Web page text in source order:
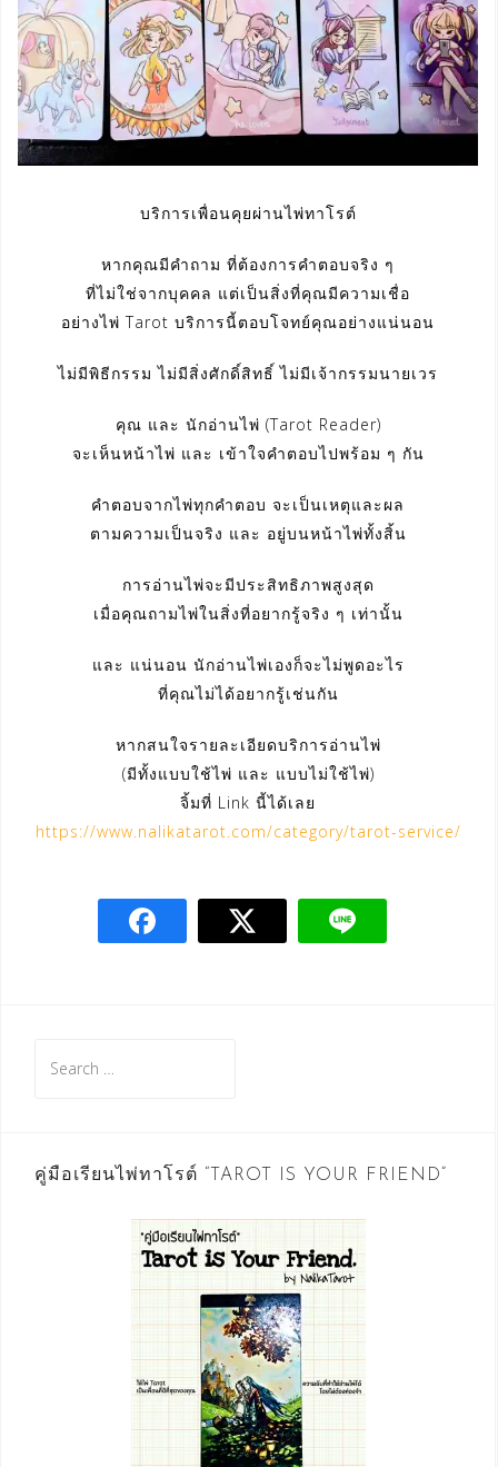
บริการเพื่อนคุยผ่านไพ่ทาโรต์
หากคุณมีคำถาม ที่ต้องการคำตอบจริง ๆ
ที่ไม่ใช่จากบุคคล แต่เป็นสิ่งที่คุณมีความเชื่อ
อย่างไพ่ Tarot บริการนี้ตอบโจทย์คุณอย่างแน่นอน
ไม่มีพิธีกรรม ไม่มีสิ่งศักดิ์สิทธิ์ ไม่มีเจ้ากรรมนายเวร
คุณ และ นักอ่านไพ่ (Tarot Reader)
จะเห็นหน้าไพ่ และ เข้าใจคำตอบไปพร้อม ๆ กัน
คำตอบจากไพ่ทุกคำตอบ จะเป็นเหตุและผล
ตามความเป็นจริง และ อยู่บนหน้าไพ่ทั้งสิ้น
การอ่านไพ่จะมีประสิทธิภาพสูงสุด
เมื่อคุณถามไพ่ในสิ่งที่อยากรู้จริง ๆ เท่านั้น
และ แน่นอน นักอ่านไพ่เองก็จะไม่พูดอะไร
ที่คุณไม่ได้อยากรู้เช่นกัน
หากสนใจรายละเอียดบริการอ่านไพ่
(มีทั้งแบบใช้ไพ่ และ แบบไม่ใช้ไพ่)
จิ้มที่ Link นี้ได้เลย
https://www.nalikatarot.com/category/tarot-service/
for:
คู่มือเรียนไพ่ทาโรต์ “TAROT IS YOUR FRIEND”